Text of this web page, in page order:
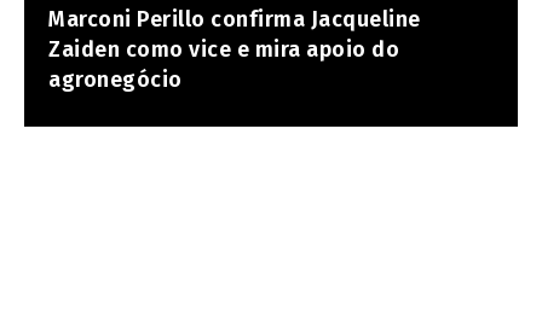
Marconi Perillo confirma Jacqueline
Zaiden como vice e mira apoio do
agronegócio